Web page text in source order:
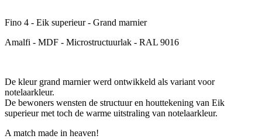
Fino 4 - Eik superieur - Grand marnier
Amalfi - MDF - Microstructuurlak - RAL 9016
De kleur grand marnier werd ontwikkeld als variant voor
notelaarkleur.
De bewoners wensten de structuur en houttekening van Eik
superieur met toch de warme uitstraling van notelaarkleur.
A match made in heaven!